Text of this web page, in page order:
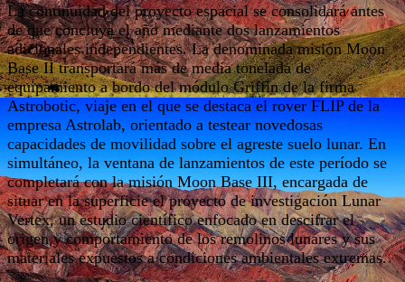
La continuidad del proyecto espacial se consolidará antes
de que concluya el año mediante dos lanzamientos
adicionales independientes. La denominada misión Moon
Base II transportará más de media tonelada de
equipamiento a bordo del módulo Griffin de la firma
Astrobotic, viaje en el que se destaca el rover FLIP de la
empresa Astrolab, orientado a testear novedosas
capacidades de movilidad sobre el agreste suelo lunar. En
simultáneo, la ventana de lanzamientos de este período se
completará con la misión Moon Base III, encargada de
situar en la superficie el proyecto de investigación Lunar
Vertex, un estudio científico enfocado en descifrar el
origen y comportamiento de los remolinos lunares y sus
materiales expuestos a condiciones ambientales extremas.